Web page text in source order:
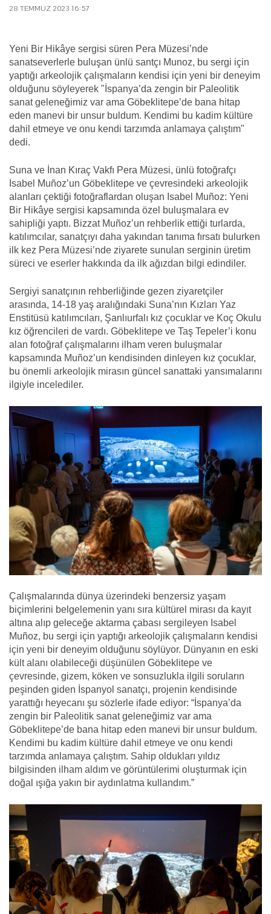
28 TEMMUZ 2023 16:57
Yeni Bir Hikâye sergisi süren Pera Müzesi’nde
sanatseverlerle buluşan ünlü santçı Munoz, bu sergi için
yaptığı arkeolojik çalışmaların kendisi için yeni bir deneyim
olduğunu söyleyerek "İspanya’da zengin bir Paleolitik
sanat geleneğimiz var ama Göbeklitepe’de bana hitap
eden manevi bir unsur buldum. Kendimi bu kadim kültüre
dahil etmeye ve onu kendi tarzımda anlamaya çalıştım"
dedi.
Suna ve İnan Kıraç Vakfı Pera Müzesi, ünlü fotoğrafçı
Isabel Muñoz’un Göbeklitepe ve çevresindeki arkeolojik
alanları çektiği fotoğraflardan oluşan Isabel Muñoz: Yeni
Bir Hikâye sergisi kapsamında özel buluşmalara ev
sahipliği yaptı. Bizzat Muñoz’un rehberlik ettiği turlarda,
katılımcılar, sanatçıyı daha yakından tanıma fırsatı bulurken
ilk kez Pera Müzesi’nde ziyarete sunulan serginin üretim
süreci ve eserler hakkında da ilk ağızdan bilgi edindiler.
Sergiyi sanatçının rehberliğinde gezen ziyaretçiler
arasında, 14-18 yaş aralığındaki Suna’nın Kızları Yaz
Enstitüsü katılımcıları, Şanlıurfalı kız çocuklar ve Koç Okulu
kız öğrencileri de vardı. Göbeklitepe ve Taş Tepeler’i konu
alan fotoğraf çalışmalarını ilham veren buluşmalar
kapsamında Muñoz’un kendisinden dinleyen kız çocuklar,
bu önemli arkeolojik mirasın güncel sanattaki yansımalarını
ilgiyle incelediler.
Çalışmalarında dünya üzerindeki benzersiz yaşam
biçimlerini belgelemenin yanı sıra kültürel mirası da kayıt
altına alıp geleceğe aktarma çabası sergileyen Isabel
Muñoz, bu sergi için yaptığı arkeolojik çalışmaların kendisi
için yeni bir deneyim olduğunu söylüyor. Dünyanın en eski
kült alanı olabileceği düşünülen Göbeklitepe ve
çevresinde, gizem, köken ve sonsuzlukla ilgili soruların
peşinden giden İspanyol sanatçı, projenin kendisinde
yarattığı heyecanı şu sözlerle ifade ediyor: “İspanya’da
zengin bir Paleolitik sanat geleneğimiz var ama
Göbeklitepe’de bana hitap eden manevi bir unsur buldum.
Kendimi bu kadim kültüre dahil etmeye ve onu kendi
tarzımda anlamaya çalıştım. Sahip oldukları yıldız
bilgisinden ilham aldım ve görüntülerimi oluşturmak için
doğal ışığa yakın bir aydınlatma kullandım.”